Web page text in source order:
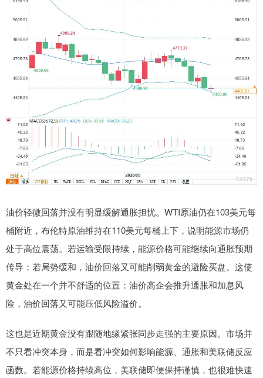
油价轻微回落并没有明显缓解通胀担忧。WTI原油仍在103美元每
桶附近，布伦特原油维持在110美元每桶上下，说明能源市场仍
处于高位震荡。若运输受限持续，能源价格可能继续向通胀预期
传导；若局势缓和，油价回落又可能削弱黄金的避险买盘。这使
黄金处在一个并不舒适的位置：油价高企会推升通胀和加息风
险，油价回落又可能压低风险溢价。
这也是近期黄金没有跟随地缘紧张同步走强的主要原因。市场并
不只看冲突本身，而是看冲突如何影响能源、通胀和美联储反应
函数。若能源价格持续高位，美联储即便保持谨慎，也很难快速